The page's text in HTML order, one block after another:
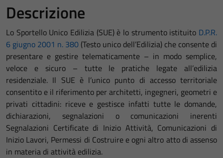
Descrizione
Lo Sportello Unico Edilizia (SUE) è lo strumento istituito D.P.R.
6 giugno 2001 n. 380 (Testo unico dell’Edilizia) che consente di
presentare e gestire telematicamente – in modo semplice,
veloce e sicuro – tutte le pratiche legate all’edilizia
residenziale. Il SUE è l’unico punto di accesso territoriale
consentito e il riferimento per architetti, ingegneri, geometri e
privati cittadini: riceve e gestisce infatti tutte le domande,
dichiarazioni, segnalazioni o comunicazioni inerenti
Segnalazioni Certificate di Inizio Attività, Comunicazioni di
Inizio Lavori, Permessi di Costruire e ogni altro atto di assenso
in materia di attività edilizia.